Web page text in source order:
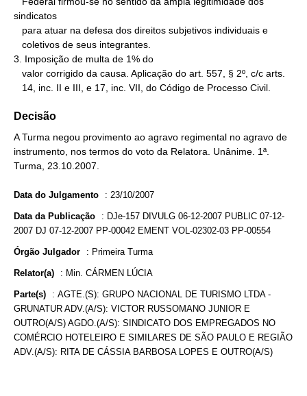
sindicatos
3. Imposição de multa de 1% do
   14, inc. II e III, e 17, inc. VII, do Código de Processo Civil.
Decisão
A Turma negou provimento ao agravo regimental no agravo de
instrumento, nos termos do voto da Relatora. Unânime. 1ª.
Turma, 23.10.2007.
Data do Julgamento : 23/10/2007
Data da Publicação : DJe-157 DIVULG 06-12-2007 PUBLIC 07-12-
2007 DJ 07-12-2007 PP-00042 EMENT VOL-02302-03 PP-00554
Órgão Julgador : Primeira Turma
Relator(a) : Min. CÁRMEN LÚCIA
Parte(s) : AGTE.(S): GRUPO NACIONAL DE TURISMO LTDA -
GRUNATUR ADV.(A/S): VICTOR RUSSOMANO JUNIOR E
OUTRO(A/S) AGDO.(A/S): SINDICATO DOS EMPREGADOS NO
COMÉRCIO HOTELEIRO E SIMILARES DE SÃO PAULO E REGIÃO
ADV.(A/S): RITA DE CÁSSIA BARBOSA LOPES E OUTRO(A/S)